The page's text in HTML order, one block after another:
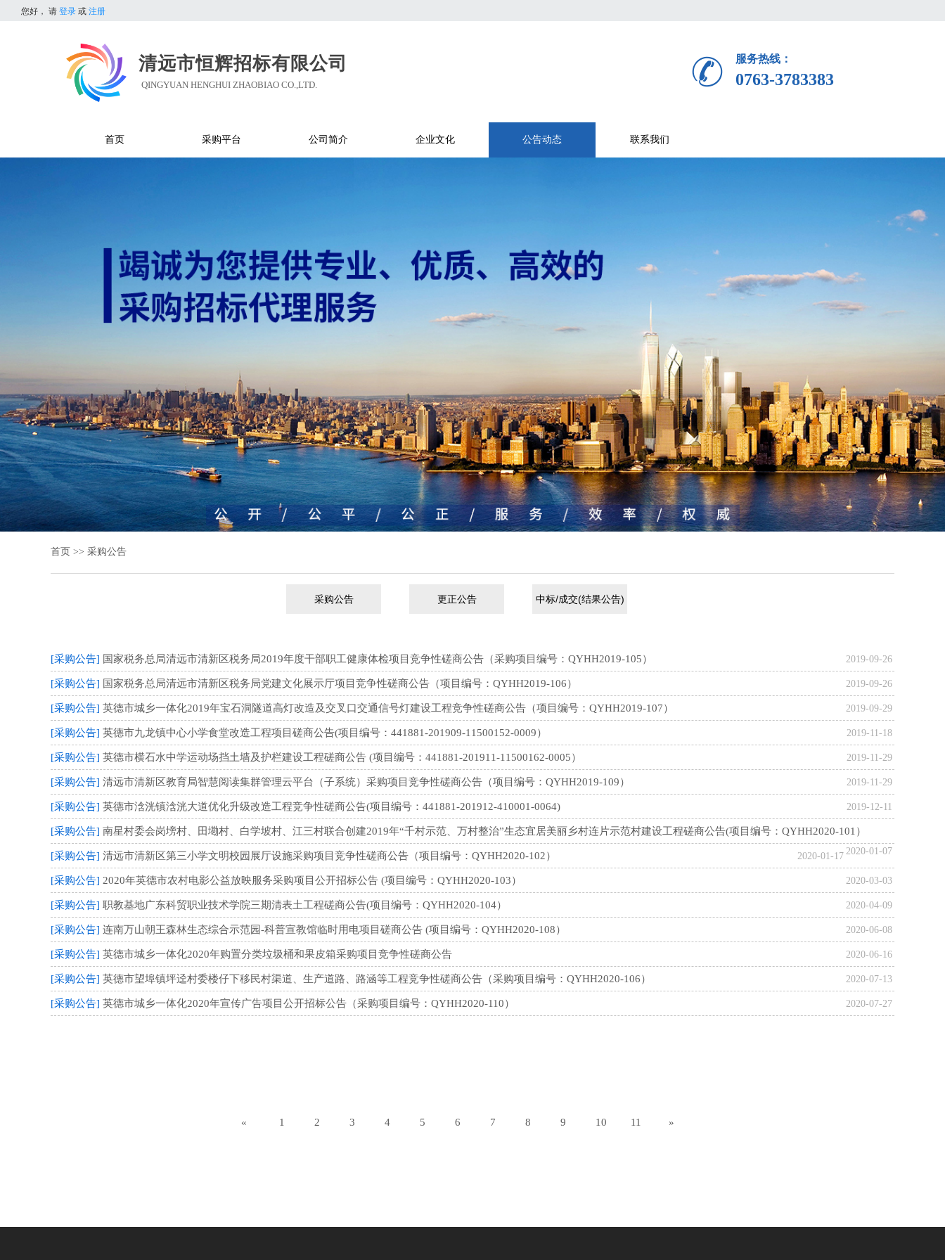
您好， 请 登录 或 注册
清远市恒辉招标有限公司
QINGYUAN HENGHUI ZHAOBIAO CO.,LTD.
服务热线：
0763-3783383
首页 采购平台 公司简介 企业文化 公告动态 联系我们
首页 >> 采购公告
采购公告 更正公告 中标/成交(结果公告)
[采购公告] 国家税务总局清远市清新区税务局2019年度干部职工健康体检项目竞争性磋商公告（采购项目编号：QYHH2019-105） 2019-09-26
[采购公告] 国家税务总局清远市清新区税务局党建文化展示厅项目竞争性磋商公告（项目编号：QYHH2019-106） 2019-09-26
[采购公告] 英德市城乡一体化2019年宝石洞隧道高灯改造及交叉口交通信号灯建设工程竞争性磋商公告（项目编号：QYHH2019-107） 2019-09-29
[采购公告] 英德市九龙镇中心小学食堂改造工程项目磋商公告(项目编号：441881-201909-11500152-0009） 2019-11-18
[采购公告] 英德市横石水中学运动场挡土墙及护栏建设工程磋商公告 (项目编号：441881-201911-11500162-0005） 2019-11-29
[采购公告] 清远市清新区教育局智慧阅读集群管理云平台（子系统）采购项目竞争性磋商公告（项目编号：QYHH2019-109） 2019-11-29
[采购公告] 英德市浛洸镇浛洸大道优化升级改造工程竞争性磋商公告(项目编号：441881-201912-410001-0064) 2019-12-11
[采购公告] 南星村委会岗塝村、田墈村、白学坡村、江三村联合创建2019年“千村示范、万村整治”生态宜居美丽乡村连片示范村建设工程磋商公告(项目编号：QYHH2020-101）
2020-01-07
[采购公告] 清远市清新区第三小学文明校园展厅设施采购项目竞争性磋商公告（项目编号：QYHH2020-102） 2020-01-17
[采购公告] 2020年英德市农村电影公益放映服务采购项目公开招标公告 (项目编号：QYHH2020-103） 2020-03-03
[采购公告] 职教基地广东科贸职业技术学院三期清表土工程磋商公告(项目编号：QYHH2020-104） 2020-04-09
[采购公告] 连南万山朝王森林生态综合示范园-科普宣教馆临时用电项目磋商公告 (项目编号：QYHH2020-108） 2020-06-08
[采购公告] 英德市城乡一体化2020年购置分类垃圾桶和果皮箱采购项目竞争性磋商公告 2020-06-16
[采购公告] 英德市望埠镇坪迳村委楼仔下移民村渠道、生产道路、路涵等工程竞争性磋商公告（采购项目编号：QYHH2020-106） 2020-07-13
[采购公告] 英德市城乡一体化2020年宣传广告项目公开招标公告（采购项目编号：QYHH2020-110） 2020-07-27
« 1 2 3 4 5 6 7 8 9 10 11 »